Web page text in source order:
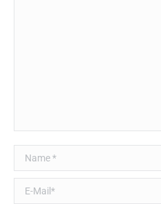
Name *
E-Mail *